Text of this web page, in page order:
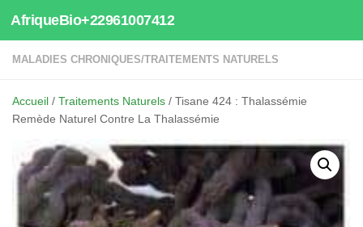
Au dessous du contenu
AfriqueBio+22961007412
MALADIES CHRONIQUES/TRAITEMENTS NATURELS
Accueil / Traitements Naturels / Tisane 424 : Thalassémie
Remède Naturel Contre La Thalassémie